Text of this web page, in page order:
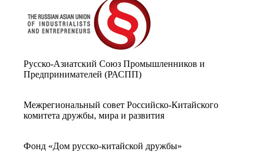
Русско-Азиатский Союз Промышленников и
Предпринимателей (РАСПП)
Межрегиональный совет Российско-Китайского
комитета дружбы, мира и развития
Фонд «Дом русско-китайской дружбы»